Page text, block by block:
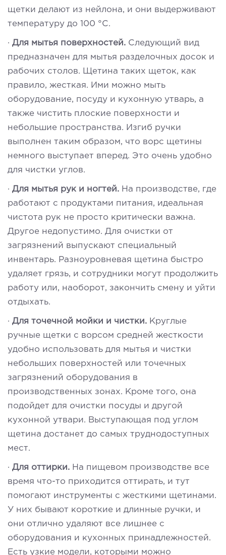
щетки делают из нейлона, и они выдерживают
температуру до 100 °С.
· Для мытья поверхностей. Следующий вид
предназначен для мытья разделочных досок и
рабочих столов. Щетина таких щеток, как
правило, жесткая. Ими можно мыть
оборудование, посуду и кухонную утварь, а
также чистить плоские поверхности и
небольшие пространства. Изгиб ручки
выполнен таким образом, что ворс щетины
немного выступает вперед. Это очень удобно
для чистки углов.
· Для мытья рук и ногтей. На производстве, где
работают с продуктами питания, идеальная
чистота рук не просто критически важна.
Другое недопустимо. Для очистки от
загрязнений выпускают специальный
инвентарь. Разноуровневая щетина быстро
удаляет грязь, и сотрудники могут продолжить
работу или, наоборот, закончить смену и уйти
отдыхать.
· Для точечной мойки и чистки. Круглые
ручные щетки с ворсом средней жесткости
удобно использовать для мытья и чистки
небольших поверхностей или точечных
загрязнений оборудования в
производственных зонах. Кроме того, она
подойдет для очистки посуды и другой
кухонной утвари. Выступающая под углом
щетина достанет до самых труднодоступных
мест.
· Для оттирки. На пищевом производстве все
время что-то приходится оттирать, и тут
помогают инструменты с жесткими щетинами.
У них бывают короткие и длинные ручки, и
они отлично удаляют все лишнее с
оборудования и кухонных принадлежностей.
Есть узкие модели, которыми можно